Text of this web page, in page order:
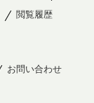
閲覧履歴
お問い合わせ